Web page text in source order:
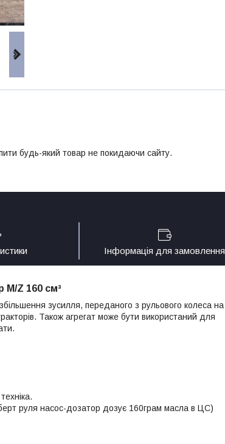
будь-який товар не покидаючи сайту.
Інформація для замовлення
M/Z 160 см³
зусилля, переданого з рульового колеса на
Також агрегат може бути використаний для
руля насос-дозатор дозує 160грам масла в ЦС)